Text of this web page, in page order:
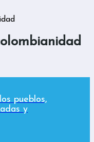
pueblos,
y